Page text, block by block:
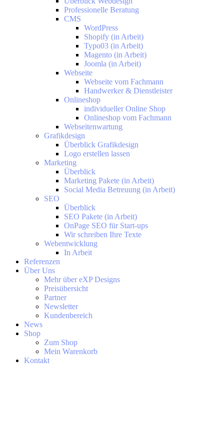
Professionelle Beratung
CMS
WordPress
Shopify (in Arbeit)
Typo03 (in Arbeit)
Magento (in Arbeit)
Joomla (in Arbeit)
Webseite
Webseite vom Fachmann
Handwerker & Dienstleister
Onlineshop
individueller Online Shop
Onlineshop vom Fachmann
Webseitenwartung
Grafikdesign
Überblick Grafikdesign
Logo erstellen lassen
Marketing
Überblick
Marketing Pakete (in Arbeit)
Social Media Betreuung (in Arbeit)
SEO
Überblick
SEO Pakete (in Arbeit)
OnPage SEO für Start-ups
Wir schreiben Ihre Texte
Webentwicklung
In Arbeit
Referenzen
Über Uns
Mehr über eXP Designs
Preisübersicht
Partner
Newsletter
Kundenbereich
News
Shop
Zum Shop
Mein Warenkorb
Kontakt